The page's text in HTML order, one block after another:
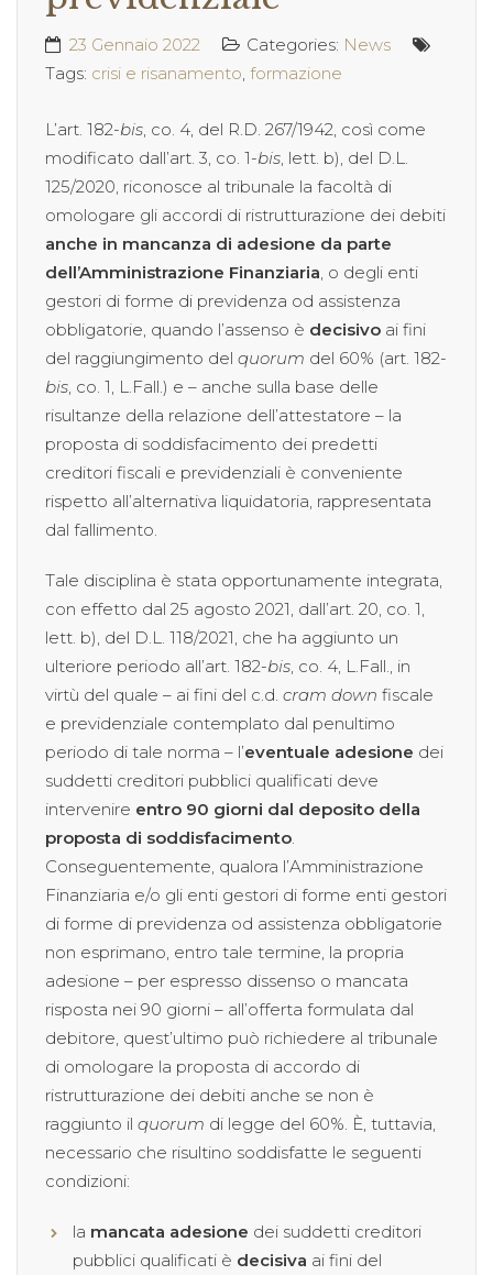
23 Gennaio 2022 Categories: News
Tags: crisi e risanamento formazione
L’art. 182-bis , co. 4, del R.D. 267/1942, così come
modificato dall’art. 3, co. 1-bis , lett. b), del D.L.
125/2020, riconosce al tribunale la facoltà di
omologare gli accordi di ristrutturazione dei debiti
anche in mancanza di adesione da parte
dell’Amministrazione Finanziaria , o degli enti
gestori di forme di previdenza od assistenza
obbligatorie, quando l’assenso è decisivo ai fini
del raggiungimento del quorum del 60% (art. 182-
bis , co. 1, L.Fall.) e – anche sulla base delle
risultanze della relazione dell’attestatore – la
proposta di soddisfacimento dei predetti
creditori fiscali e previdenziali è conveniente
rispetto all’alternativa liquidatoria, rappresentata
dal fallimento.
Tale disciplina è stata opportunamente integrata,
con effetto dal 25 agosto 2021, dall’art. 20, co. 1,
lett. b), del D.L. 118/2021, che ha aggiunto un
ulteriore periodo all’art. 182-bis , co. 4, L.Fall., in
virtù del quale – ai fini del c.d. cram down fiscale
e previdenziale contemplato dal penultimo
periodo di tale norma – l’eventuale adesione dei
suddetti creditori pubblici qualificati deve
intervenire entro 90 giorni dal deposito della
proposta di soddisfacimento
Conseguentemente, qualora l’Amministrazione
Finanziaria e/o gli enti gestori di forme enti gestori
di forme di previdenza od assistenza obbligatorie
non esprimano, entro tale termine, la propria
adesione – per espresso dissenso o mancata
risposta nei 90 giorni – all’offerta formulata dal
debitore, quest’ultimo può richiedere al tribunale
di omologare la proposta di accordo di
ristrutturazione dei debiti anche se non è
raggiunto il quorum di legge del 60%. È, tuttavia,
necessario che risultino soddisfatte le seguenti
condizioni:
la mancata adesione dei suddetti creditori
pubblici qualificati è decisiva ai fini del